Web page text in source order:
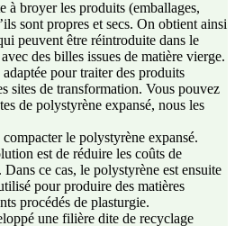
à broyer les produits (emballages,
sont propres et secs. On obtient ainsi
peuvent être réintroduite dans le
des billes issues de matière vierge.
pour traiter des produits
sites de transformation. Vous pouvez
de polystyrène expansé, nous les
le polystyrène expansé.
est de réduire les coûts de
Dans ce cas, le polystyrène est ensuite
pour produire des matières
procédés de plasturgie.
une filière dite de recyclage